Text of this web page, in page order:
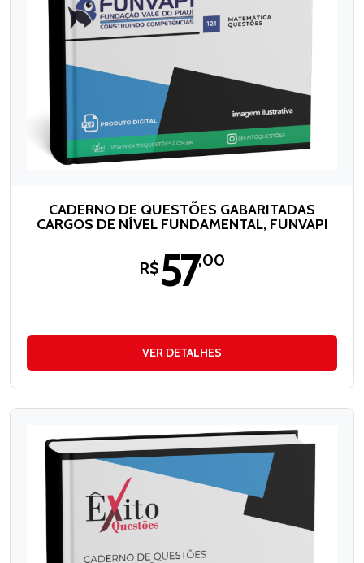
CADERNO DE QUESTÕES GABARITADAS
CARGOS DE NÍVEL FUNDAMENTAL, FUNVAPI
R$57,00
VER DETALHES